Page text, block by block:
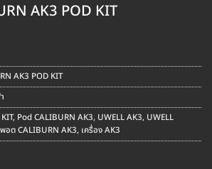
AK3 POD KIT
AK3 POD KIT
, Pod CALIBURN AK3, UWELL AK3, UWELL
พอต CALIBURN AK3, เครื่อง AK3